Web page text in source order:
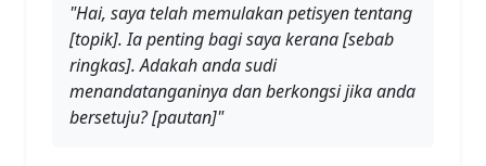
"Hai, saya telah memulakan petisyen tentang
[topik]. Ia penting bagi saya kerana [sebab
ringkas]. Adakah anda sudi
menandatanganinya dan berkongsi jika anda
bersetuju? [pautan]"